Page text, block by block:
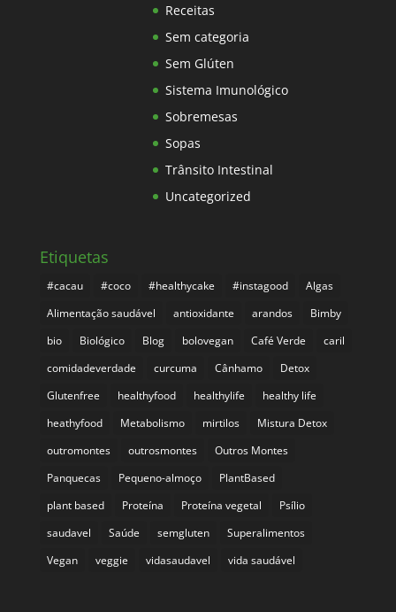
Receitas
Sem categoria
Sem Glúten
Sistema Imunológico
Sobremesas
Sopas
Trânsito Intestinal
Uncategorized
Etiquetas
#cacau #coco #healthycake #instagood
Algas
Alimentação saudável
antioxidante arandos
Bimby
bio
Biológico Blog bolovegan Café Verde
caril
comidadeverdade
curcuma Cânhamo
Detox
Glutenfree
healthyfood healthylife
healthy life
heathyfood
Metabolismo mirtilos
Mistura Detox
outromontes
outrosmontes
Outros Montes
Panquecas
Pequeno-almoço
PlantBased
plant based
Proteína Proteína vegetal
Psílio
saudavel
Saúde semgluten
Superalimentos
Vegan
veggie vidasaudavel vida saudável